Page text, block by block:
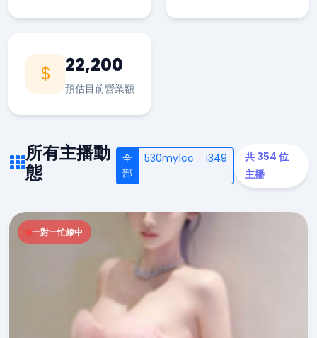
22,200
預估目前營業額
所有主播動
態
全
部
530my1cc i349
共 354 位
主播
一對一忙線中